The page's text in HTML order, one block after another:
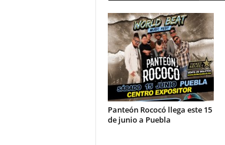
Panteón Rococó llega este 15
de junio a Puebla